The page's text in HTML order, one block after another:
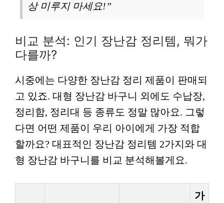
상 미루지 마세요!”
비교 분석: 인기 장난감 정리템, 뭐가
다를까?
시중에는 다양한 장난감 정리 제품이 판매되
고 있죠. 대형 장난감 바구니 외에도 수납장,
정리함, 정리대 등 종류도 정말 많아요. 그렇
다면 어떤 제품이 우리 아이에게 가장 적합
할까요? 대표적인 장난감 정리템 2가지와 대
형 장난감 바구니를 비교 분석해볼게요.
가